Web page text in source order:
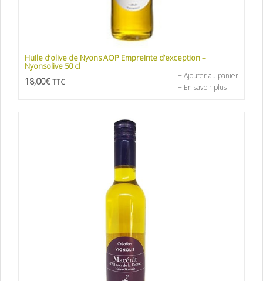
Huile d’olive de Nyons AOP Empreinte d’exception –
Nyonsolive 50 cl
18,00€ TTC
+ Ajouter au panier
+ En savoir plus